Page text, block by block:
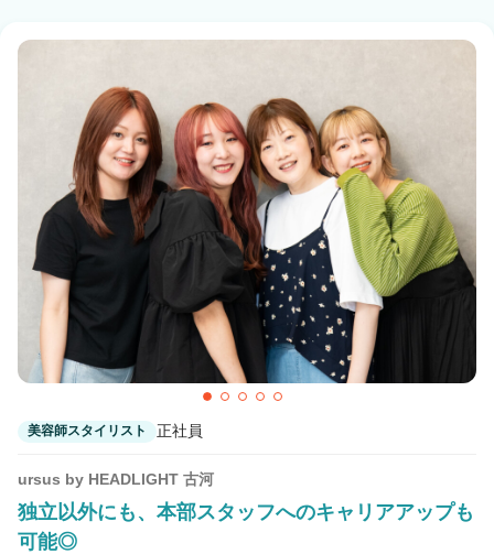
美容師スタイリスト 正社員
ursus by HEADLIGHT 古河
独立以外にも、本部スタッフへのキャリアアップも
可能◎